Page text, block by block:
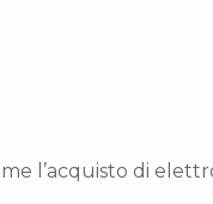
l’acquisto di